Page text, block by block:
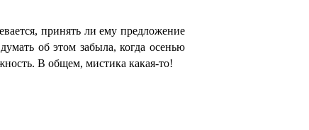
принять ли ему предложение
об этом забыла, когда осенью
В общем, мистика какая-то!